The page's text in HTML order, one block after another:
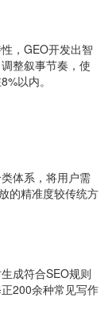
，GEO开发出智
整叙事节奏，使
以内。
体系，将用户需
的精准度较传统方
成符合SEO规则
200余种常见写作